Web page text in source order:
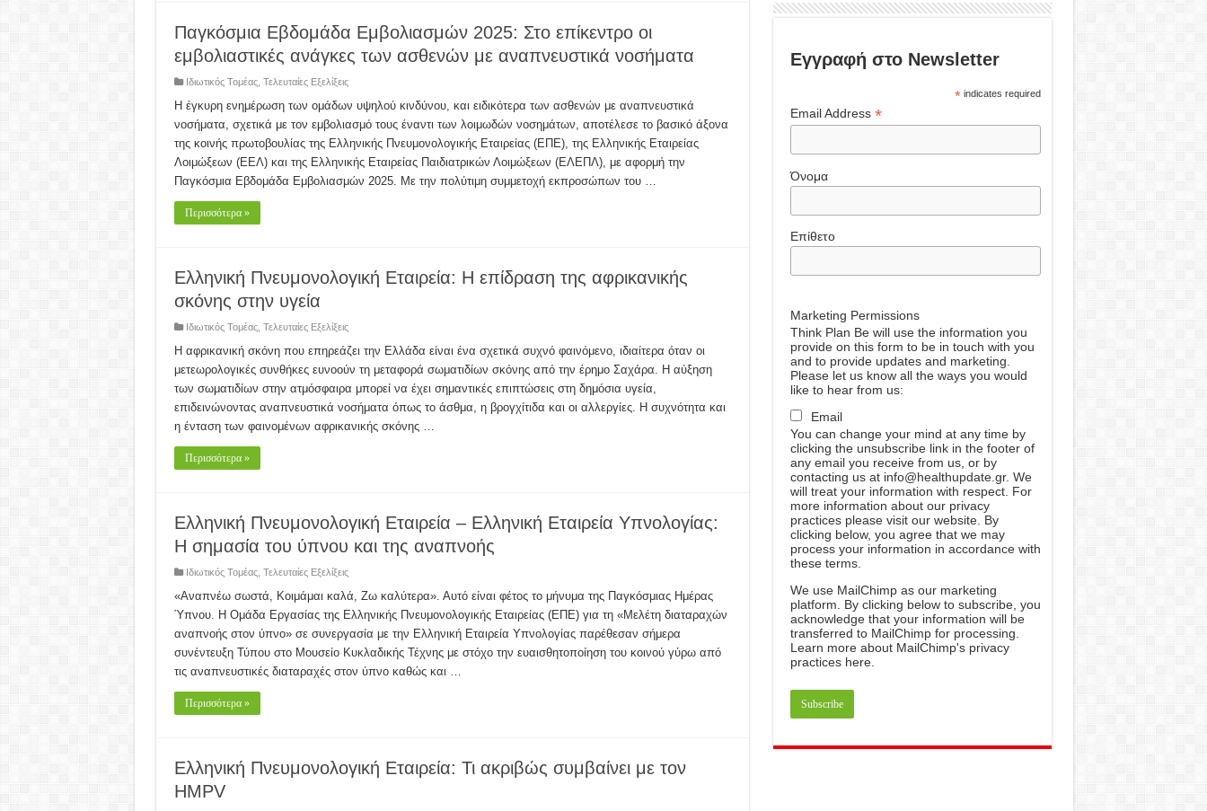
Παγκόσμια Εβδομάδα Εμβολιασμών 2025: Στο επίκεντρο οι
εμβολιαστικές ανάγκες των ασθενών με αναπνευστικά νοσήματα
Ιδιωτικός Τομέας, Τελευταίες Εξελίξεις
Η έγκυρη ενημέρωση των ομάδων υψηλού κινδύνου, και ειδικότερα των ασθενών με αναπνευστικά
νοσήματα, σχετικά με τον εμβολιασμό τους έναντι των λοιμωδών νοσημάτων, αποτέλεσε το βασικό άξονα
της κοινής πρωτοβουλίας της Ελληνικής Πνευμονολογικής Εταιρείας (ΕΠΕ), της Ελληνικής Εταιρείας
Λοιμώξεων (ΕΕΛ) και της Ελληνικής Εταιρείας Παιδιατρικών Λοιμώξεων (ΕΛΕΠΛ), με αφορμή την
Παγκόσμια Εβδομάδα Εμβολιασμών 2025. Με την πολύτιμη συμμετοχή εκπροσώπων του …
Περισσότερα »
Ελληνική Πνευμονολογική Εταιρεία: Η επίδραση της αφρικανικής
σκόνης στην υγεία
Ιδιωτικός Τομέας, Τελευταίες Εξελίξεις
Η αφρικανική σκόνη που επηρεάζει την Ελλάδα είναι ένα σχετικά συχνό φαινόμενο, ιδιαίτερα όταν οι
μετεωρολογικές συνθήκες ευνοούν τη μεταφορά σωματιδίων σκόνης από την έρημο Σαχάρα. Η αύξηση
των σωματιδίων στην ατμόσφαιρα μπορεί να έχει σημαντικές επιπτώσεις στη δημόσια υγεία,
επιδεινώνοντας αναπνευστικά νοσήματα όπως το άσθμα, η βρογχίτιδα και οι αλλεργίες. Η συχνότητα και
η ένταση των φαινομένων αφρικανικής σκόνης …
Περισσότερα »
Ελληνική Πνευμονολογική Εταιρεία – Ελληνική Εταιρεία Υπνολογίας:
Η σημασία του ύπνου και της αναπνοής
Ιδιωτικός Τομέας, Τελευταίες Εξελίξεις
«Αναπνέω σωστά, Κοιμάμαι καλά, Ζω καλύτερα». Αυτό είναι φέτος το μήνυμα της Παγκόσμιας Ημέρας
Ύπνου. Η Ομάδα Εργασίας της Ελληνικής Πνευμονολογικής Εταιρείας (ΕΠΕ) για τη «Μελέτη διαταραχών
αναπνοής στον ύπνο» σε συνεργασία με την Ελληνική Εταιρεία Υπνολογίας παρέθεσαν σήμερα
συνέντευξη Τύπου στο Μουσείο Κυκλαδικής Τέχνης με στόχο την ευαισθητοποίηση του κοινού γύρω από
τις αναπνευστικές διαταραχές στον ύπνο καθώς και …
Περισσότερα »
Ελληνική Πνευμονολογική Εταιρεία: Τι ακριβώς συμβαίνει με τον
HMPV
Εγγραφή στο Newsletter
*indicates required
Email Address *
Όνομα
Επίθετο
Marketing Permissions
Think Plan Be will use the information you
provide on this form to be in touch with you
and to provide updates and marketing.
Please let us know all the ways you would
like to hear from us:
Email
You can change your mind at any time by
clicking the unsubscribe link in the footer of
any email you receive from us, or by
contacting us at info@healthupdate.gr. We
will treat your information with respect. For
more information about our privacy
practices please visit our website. By
clicking below, you agree that we may
process your information in accordance with
these terms.
We use MailChimp as our marketing
platform
By clicking below to subscribe, you
acknowledge that your information will be
transferred to MailChimp for processing
Learn more about MailChimp's privacy
practices here.